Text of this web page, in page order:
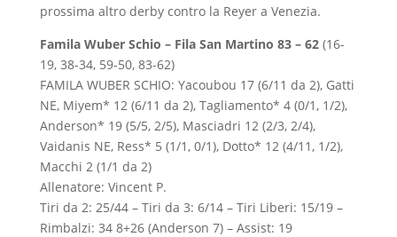
prossima altro derby contro la Reyer a Venezia.
Famila Wuber Schio – Fila San Martino 83 – 62(16-
19, 38-34, 59-50, 83-62)
FAMILA WUBER SCHIO: Yacoubou 17 (6/11 da 2), Gatti
NE, Miyem* 12 (6/11 da 2), Tagliamento* 4 (0/1, 1/2),
Anderson* 19 (5/5, 2/5), Masciadri 12 (2/3, 2/4),
Vaidanis NE, Ress* 5 (1/1, 0/1), Dotto* 12 (4/11, 1/2),
Macchi 2 (1/1 da 2)
Allenatore: Vincent P.
Tiri da 2: 25/44 – Tiri da 3: 6/14 – Tiri Liberi: 15/19 –
Rimbalzi: 34 8+26 (Anderson 7) – Assist: 19